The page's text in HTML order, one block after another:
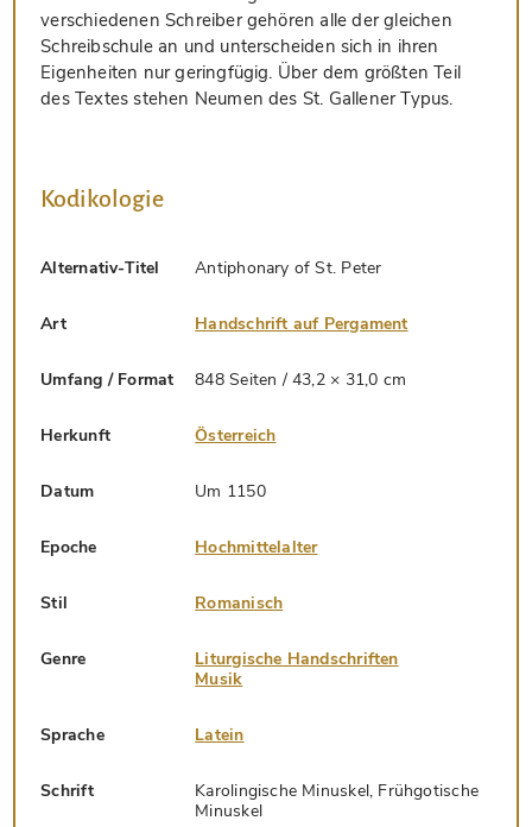
verschiedenen Schreiber gehören alle der gleichen
Schreibschule an und unterscheiden sich in ihren
Eigenheiten nur geringfügig. Über dem größten Teil
des Textes stehen Neumen des St. Gallener Typus.
Kodikologie
Alternativ-Titel Antiphonary of St. Peter
Art Handschrift auf Pergament
Umfang / Format 848 Seiten / 43,2 × 31,0 cm
Herkunft Österreich
Datum Um 1150
Epoche Hochmittelalter
Stil Romanisch
Genre
Liturgische Handschriften
Musik
Sprache Latein
Schrift
Karolingische Minuskel, Frühgotische
Minuskel